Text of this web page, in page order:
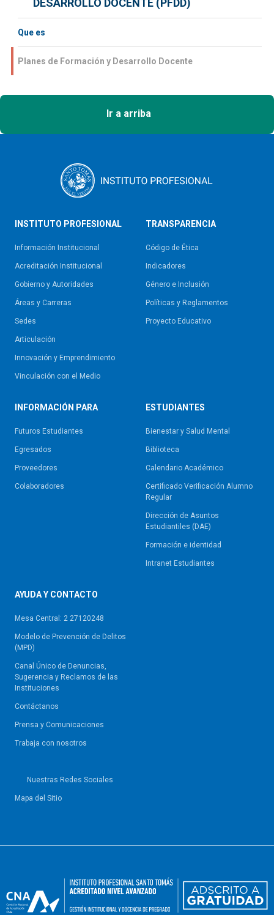
Que es
Planes de Formación y Desarrollo Docente
Ir a arriba
INSTITUTO PROFESIONAL
Información Institucional
Acreditación Institucional
Gobierno y Autoridades​
Áreas y Carreras
Sedes
Articulación
Innovación y Emprendimiento
Vinculación con el Medio
TRANSPARENCIA
Código de Ética
Indicadores
Género e Inclusión
Políticas y Reglamentos​
Proyecto Educativo
INFORMACIÓN PARA
Futuros Estudiantes
Egresados
Proveedores
Colaboradores
ESTUDIANTES
Bienestar y Salud Mental
Biblioteca
Calendario Académico
Certificado Verificación Alumno
Regular
Dirección de Asuntos
Estudiantiles (DAE)
Formación e identidad
Intranet Estudiantes
AYUDA Y CONTACTO
Mesa Central: 2 27120248
Modelo de Prevención de Delitos
(MPD)
Canal Único de Denuncias,
Sugerencia y Reclamos de las
Instituciones
Contáctanos
Prensa y Comunicaciones
Trabaja con nosotros
Nuestras Redes Sociales
Mapa del Sitio